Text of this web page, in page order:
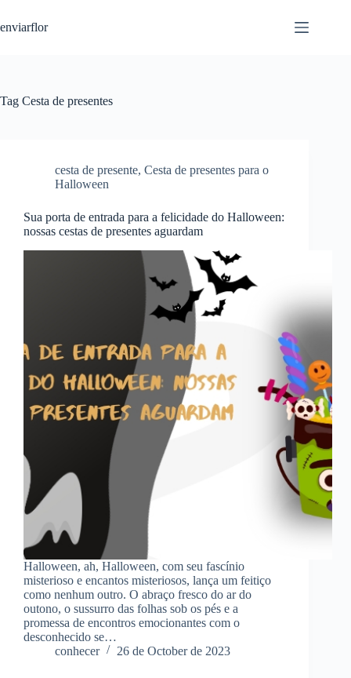
k
c
enviarflor
Tag Cesta de presentes
cesta de presente, Cesta de presentes para o
Halloween
Sua porta de entrada para a felicidade do Halloween:
nossas cestas de presentes aguardam
Halloween, ah, Halloween, com seu fascínio
misterioso e encantos misteriosos, lança um feitiço
como nenhum outro. O abraço fresco do ar do
outono, o sussurro das folhas sob os pés e a
promessa de encontros emocionantes com o
desconhecido se…
conhecer
26 de October de 2023